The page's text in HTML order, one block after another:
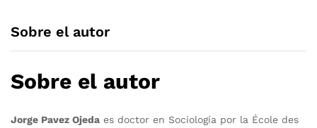
Sobre el autor
Sobre el autor
Jorge Pavez Ojeda es doctor en Sociología por la École des